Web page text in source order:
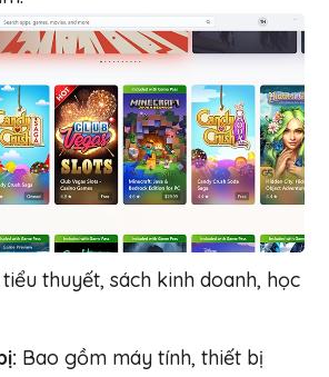
thuyết, sách kinh doanh, học
Bao gồm máy tính, thiết bị